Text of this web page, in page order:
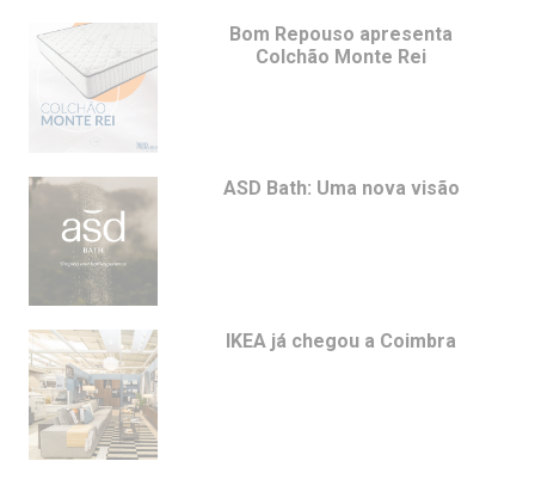
Bom Repouso apresenta
Colchão Monte Rei
ASD Bath: Uma nova visão
IKEA já chegou a Coimbra